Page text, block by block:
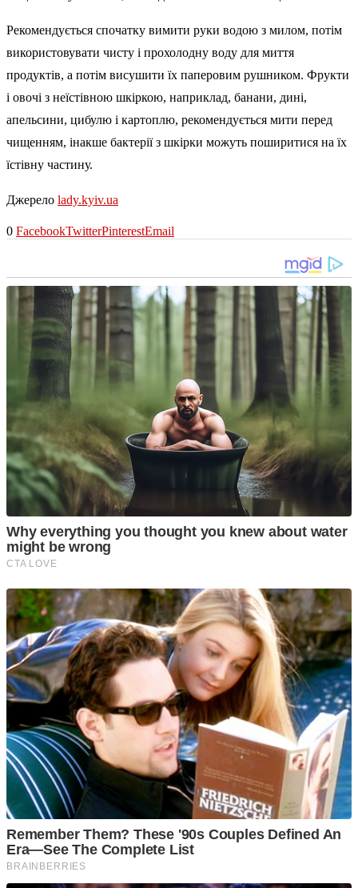
Рекомендується спочатку вимити руки водою з милом, потім
використовувати чисту і прохолодну воду для миття
продуктів, а потім висушити їх паперовим рушником. Фрукти
і овочі з неїстівною шкіркою, наприклад, банани, дині,
апельсини, цибулю і картоплю, рекомендується мити перед
чищенням, інакше бактерії з шкірки можуть поширитися на їх
їстівну частину.
Джерело lady.kyiv.ua
0 FacebookTwitterPinterestEmail